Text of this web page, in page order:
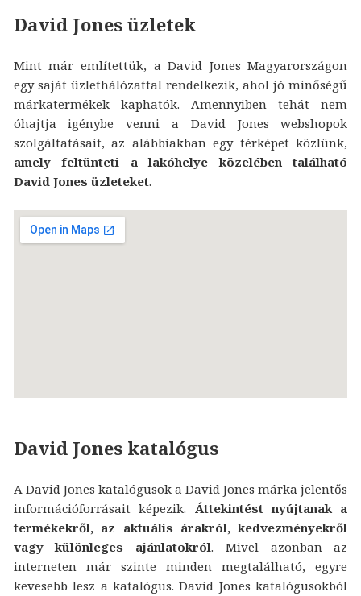
David Jones üzletek
Mint már említettük, a David Jones Magyarországon
egy saját üzlethálózattal rendelkezik, ahol jó minőségű
márkatermékek kaphatók. Amennyiben tehát nem
óhajtja igénybe venni a David Jones webshopok
szolgáltatásait, az alábbiakban egy térképet közlünk,
amely feltünteti a lakóhelye közelében található
David Jones üzleteket.
David Jones katalógus
A David Jones katalógusok a David Jones márka jelentős
információforrásait képezik. Áttekintést nyújtanak a
termékekről, az aktuális árakról, kedvezményekről
vagy különleges ajánlatokról. Mivel azonban az
interneten már szinte minden megtalálható, egyre
kevesebb lesz a katalógus. David Jones katalógusokból